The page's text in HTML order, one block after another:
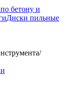
бетону и
Диски пильные
/